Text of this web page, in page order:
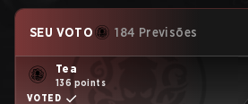
SEU VOTO 184 Previsões
Tea
136 points
VOTED